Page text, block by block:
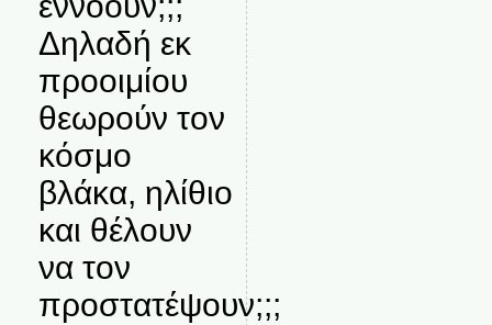
Δηλαδή εκ
προοιμίου
θεωρούν τον
κόσμο
βλάκα, ηλίθιο
και θέλουν
να τον
προστατέψουν;;;